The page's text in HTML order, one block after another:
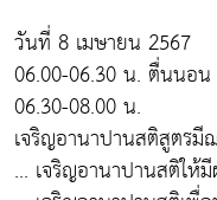
วันที่ 8 เมษายน 2567
06.00-06.30 น. ตื่นนอน
06.30-08.00 น.
เจริญอานาปานสติสูตร
... เจริญอานาปานสติใ